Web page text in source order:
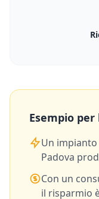
Esempio
Un impianto
Padova
Con un
il risparmio